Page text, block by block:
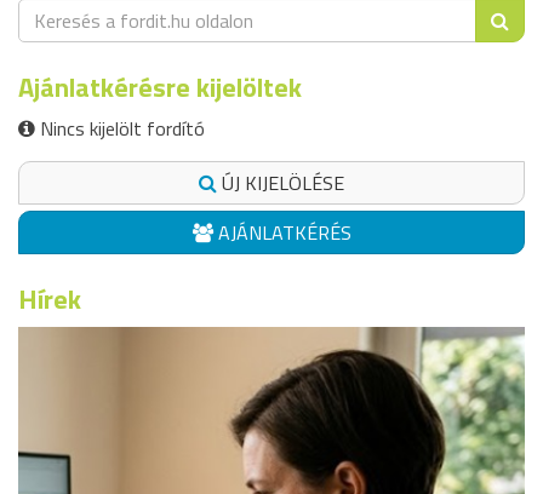
Ajánlatkérésre kijelöltek
Nincs kijelölt fordító
ÚJ KIJELÖLÉSE
AJÁNLATKÉRÉS
Hírek